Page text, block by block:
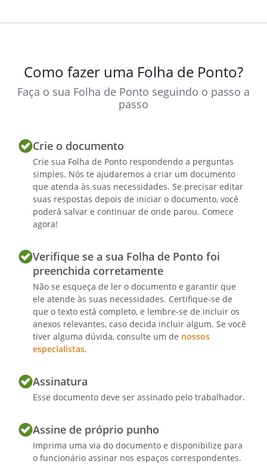
Como fazer uma Folha de Ponto?
Faça o sua Folha de Ponto seguindo o passo a
passo
Crie o documento
Crie sua Folha de Ponto respondendo a perguntas
simples. Nós te ajudaremos a criar um documento
que atenda às suas necessidades. Se precisar editar
suas respostas depois de iniciar o documento, você
poderá salvar e continuar de onde parou. Comece
agora!
Verifique se a sua Folha de Ponto foi
preenchida corretamente
Não se esqueça de ler o documento e garantir que
ele atende às suas necessidades. Certifique-se de
que o texto está completo, e lembre-se de incluir os
anexos relevantes, caso decida incluir algum. Se você
tiver alguma dúvida, consulte um de nossos
especialistas.
Assinatura
Esse documento deve ser assinado pelo trabalhador.
Assine de próprio punho
Imprima uma via do documento e disponibilize para
o funcionário assinar nos espaços correspondentes.